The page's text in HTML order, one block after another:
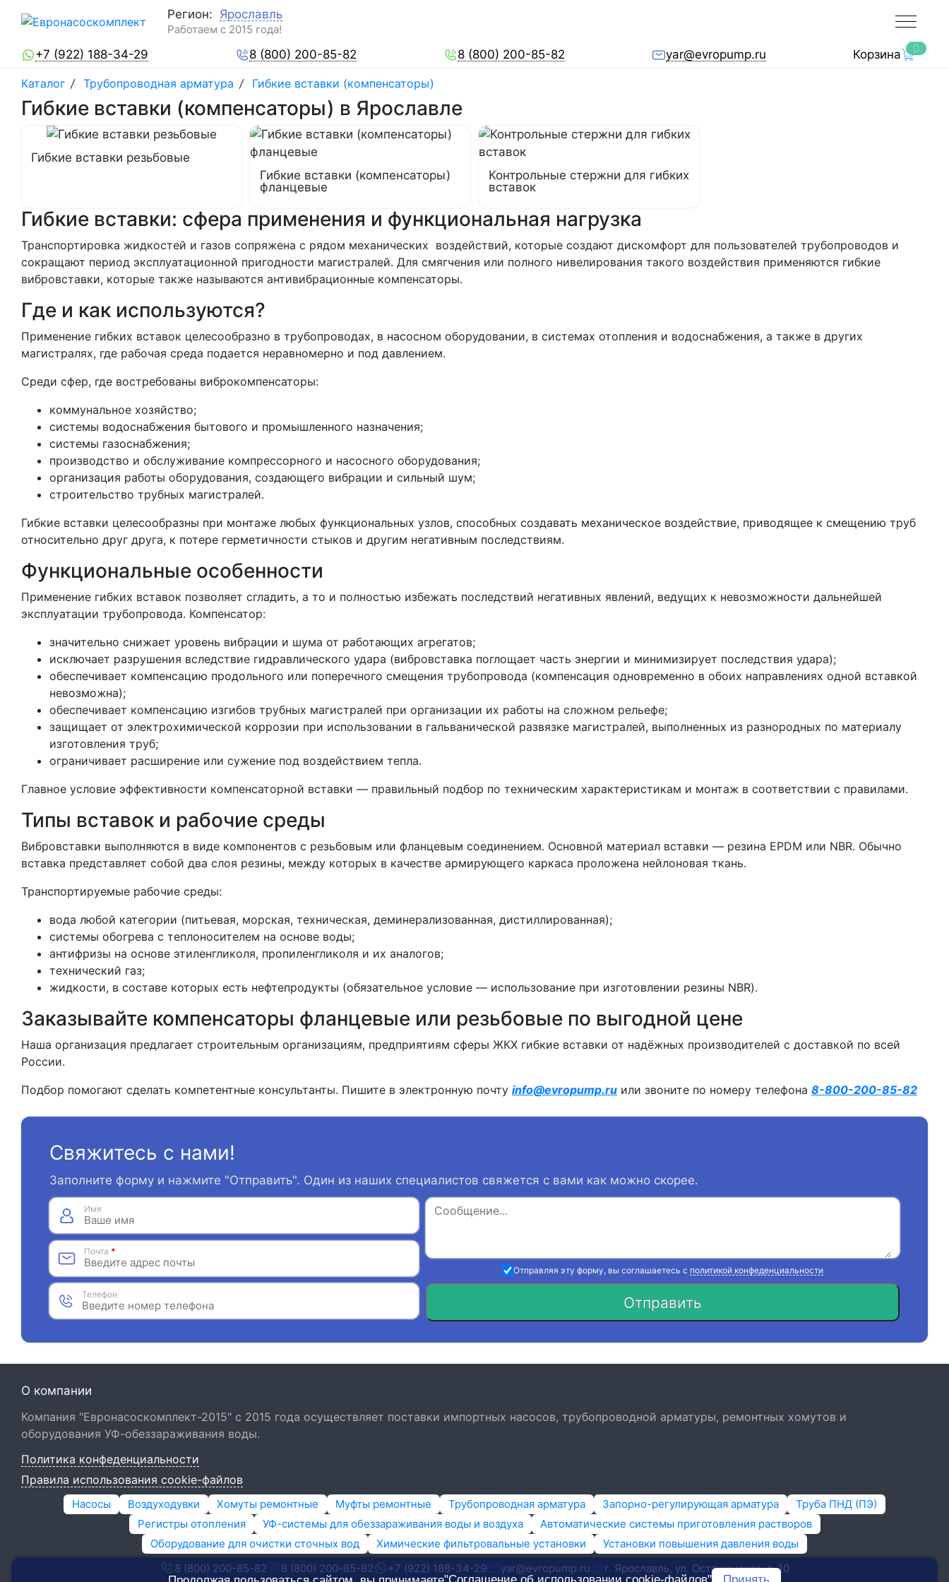
Регион: Ярославль
Работаем с 2015 года!
+7 (922) 188-34-29 8 (800) 200-85-82 8 (800) 200-85-82 yar@evropump.ru Корзина 0
Каталог / Трубопроводная арматура / Гибкие вставки (компенсаторы)
Гибкие вставки (компенсаторы) в Ярославле
Гибкие вставки резьбовые
Гибкие вставки (компенсаторы)
фланцевые
Контрольные стержни для гибких
вставок
Гибкие вставки: сфера применения и функциональная нагрузка
Транспортировка жидкостей и газов сопряжена с рядом механических воздействий, которые создают дискомфорт для пользователей трубопроводов и
сокращают период эксплуатационной пригодности магистралей. Для смягчения или полного нивелирования такого воздействия применяются гибкие
вибровставки, которые также называются антивибрационные компенсаторы.
Где и как используются?
Применение гибких вставок целесообразно в трубопроводах, в насосном оборудовании, в системах отопления и водоснабжения, а также в других
магистралях, где рабочая среда подается неравномерно и под давлением.
Среди сфер, где востребованы виброкомпенсаторы:
коммунальное хозяйство;
системы водоснабжения бытового и промышленного назначения;
системы газоснабжения;
производство и обслуживание компрессорного и насосного оборудования;
организация работы оборудования, создающего вибрации и сильный шум;
строительство трубных магистралей.
Гибкие вставки целесообразны при монтаже любых функциональных узлов, способных создавать механическое воздействие, приводящее к смещению труб
относительно друг друга, к потере герметичности стыков и другим негативным последствиям.
Функциональные особенности
Применение гибких вставок позволяет сгладить, а то и полностью избежать последствий негативных явлений, ведущих к невозможности дальнейшей
эксплуатации трубопровода. Компенсатор:
значительно снижает уровень вибрации и шума от работающих агрегатов;
исключает разрушения вследствие гидравлического удара (вибровставка поглощает часть энергии и минимизирует последствия удара);
обеспечивает компенсацию продольного или поперечного смещения трубопровода (компенсация одновременно в обоих направлениях одной вставкой
невозможна);
обеспечивает компенсацию изгибов трубных магистралей при организации их работы на сложном рельефе;
защищает от электрохимической коррозии при использовании в гальванической развязке магистралей, выполненных из разнородных по материалу
изготовления труб;
ограничивает расширение или сужение под воздействием тепла.
Главное условие эффективности компенсаторной вставки — правильный подбор по техническим характеристикам и монтаж в соответствии с правилами.
Типы вставок и рабочие среды
Вибровставки выполняются в виде компонентов с резьбовым или фланцевым соединением. Основной материал вставки — резина EPDM или NBR. Обычно
вставка представляет собой два слоя резины, между которых в качестве армирующего каркаса проложена нейлоновая ткань.
Транспортируемые рабочие среды:
вода любой категории (питьевая, морская, техническая, деминерализованная, дистиллированная);
системы обогрева с теплоносителем на основе воды;
антифризы на основе этиленгликоля, пропиленгликоля и их аналогов;
технический газ;
жидкости, в составе которых есть нефтепродукты (обязательное условие — использование при изготовлении резины NBR).
Заказывайте компенсаторы фланцевые или резьбовые по выгодной цене
Наша организация предлагает строительным организациям, предприятиям сферы ЖКХ гибкие вставки от надёжных производителей с доставкой по всей
России.
Подбор помогают сделать компетентные консультанты. Пишите в электронную почту info@evropump.ru или звоните по номеру телефона 8-800-200-85-82
Свяжитесь с нами!
Заполните форму и нажмите "Отправить". Один из наших специалистов свяжется с вами как можно скорее.
Имя
Почта *
Телефон
Отправляя эту форму, вы соглашаетесь с политикой конфеденциальности
Отправить
О компании
Компания "Евронасоскомплект-2015" с 2015 года осуществляет поставки импортных насосов, трубопроводной арматуры, ремонтных хомутов и
оборудования УФ-обеззараживания воды.
Политика конфеденциальности
Правила использования cookie-файлов
Насосы Воздуходувки Хомуты ремонтные Муфты ремонтные Трубопроводная арматура Запорно-регулирующая арматура
Труба ПНД (ПЭ)
Регистры отопления
УФ-системы для обеззараживания воды и воздуха
Автоматические системы приготовления растворов
Оборудование для очистки сточных вод
Химические фильтровальные установки
Установки повышения давления воды
8 (800) 200-85-82
8 (800) 200-85-82 +7 (922) 188-34-29 yar@evropump.ru
г. Ярославль, ​ул. Осташинская, д. 10